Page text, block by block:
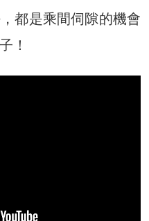
都是乘間伺隙的機會
！